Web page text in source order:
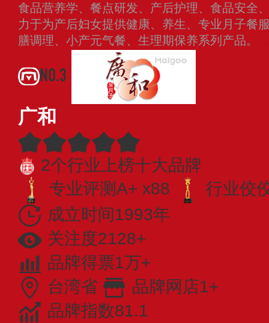
食品营养学、餐点研发、产后护理、食品安全
力于为产后妇女提供健康、养生、专业月子餐
膳调理、小产元气餐、生理期保养系列产品。
NO.3
广和
2个行业上榜十大品牌
专业评测A+ x88
行业佼
成立时间1993年
关注度2128+
品牌得票1万+
台湾省
品牌网店1+
品牌指数81.1